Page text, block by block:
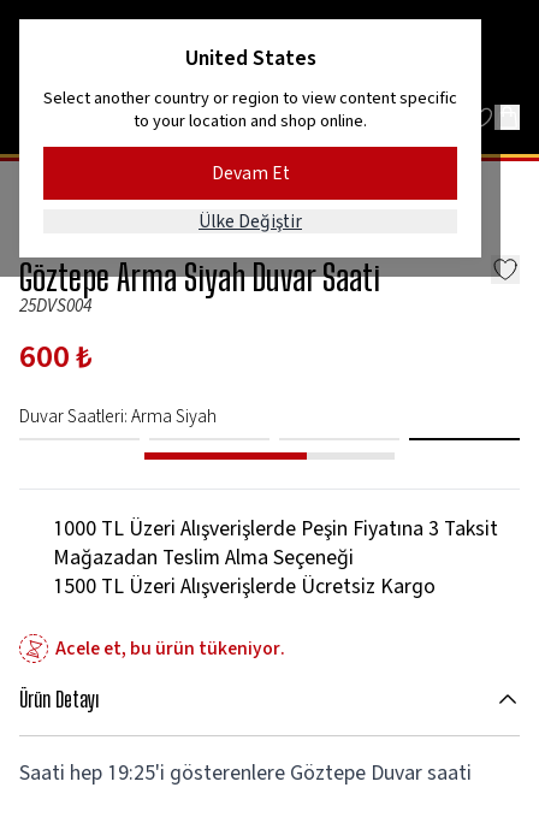
United States
Select another country or region to view content specific
to your location and shop online.
Devam Et
Ülke Değiştir
EV, OFİS & YAŞAM
Göztepe Arma Siyah Duvar Saati
25DVS004
600 ₺
Duvar Saatleri: Arma Siyah
1000 TL Üzeri Alışverişlerde Peşin Fiyatına 3 Taksit
Mağazadan Teslim Alma Seçeneği
1500 TL Üzeri Alışverişlerde Ücretsiz Kargo
Acele et, bu ürün tükeniyor.
Ürün Detayı
Saati hep 19:25'i gösterenlere Göztepe Duvar saati